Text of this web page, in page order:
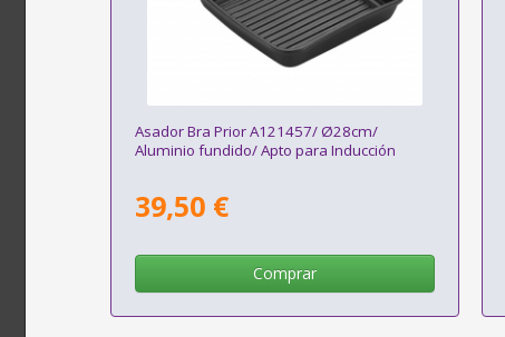
Asador Bra Prior A121457/ Ø28cm/
Aluminio fundido/ Apto para Inducción
39,50 €
Comprar